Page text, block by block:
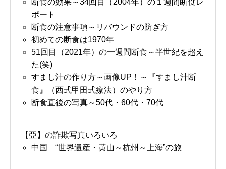
断食の効果～34回目（2004年）の１週間断食レ
ポート
断食の注意事項～リバウンドの防ぎ方
初めての断食は1970年
51回目（2021年）の一週間断食～半世紀を超え
た(笑)
すまし汁の作り方～画像UP！～『すまし汁断
食』（西式甲田式療法）のやり方
断食直後の写真～50代・60代・70代
【亞】の詐欺写真いろいろ
中国 “世界遺産・黄山～杭州～上海”の旅